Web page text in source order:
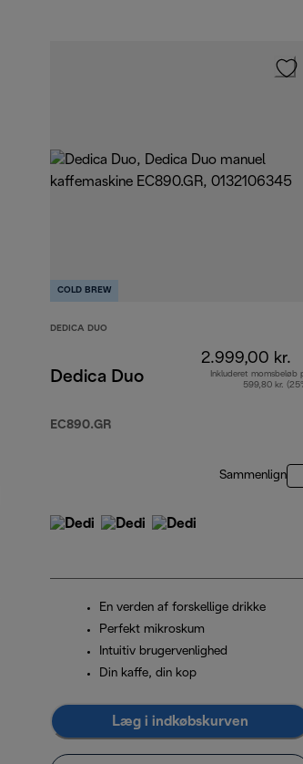
COLD BREW
DEDICA DUO
Dedica Duo
EC890.GR
2.999,00 kr.
Inkluderet momsbeløb
599,80 kr.
Sammenlign
En verden af forskellige drikke
Perfekt mikroskum
Intuitiv brugervenlighed
Din kaffe, din kop
Læg i indkøbskurven